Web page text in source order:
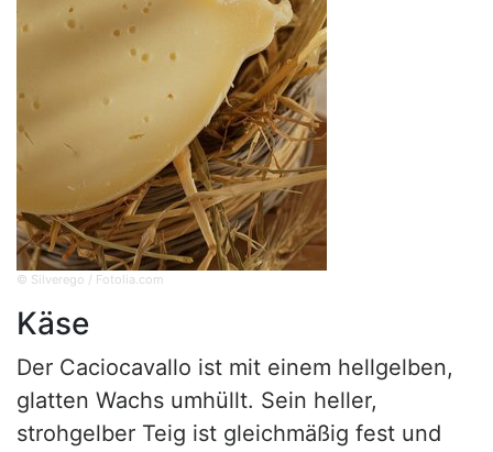
© Silverego / Fotolia.com
Käse
Der Caciocavallo ist mit einem hellgelben,
glatten Wachs umhüllt. Sein heller,
strohgelber Teig ist gleichmäßig fest und